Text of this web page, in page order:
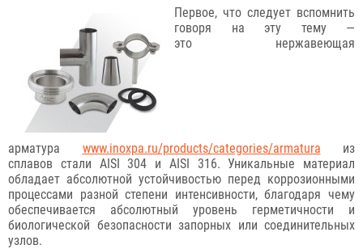
Первое, что следует вспомнить
говоря на эту тему —
это нержавеющая
арматура www.inoxpa.ru/products/categories/armatura из
сплавов стали AISI 304 и AISI 316. Уникальные материал
обладает абсолютной устойчивостью перед коррозионными
процессами разной степени интенсивности, благодаря чему
обеспечивается абсолютный уровень герметичности и
биологической безопасности запорных или соединительных
узлов.